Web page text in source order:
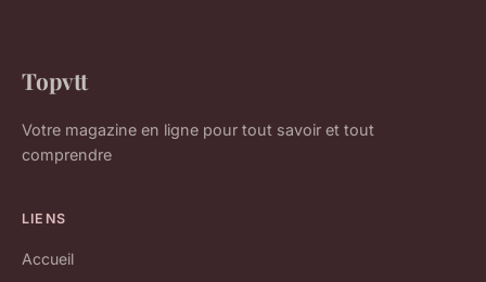
Topvtt
Votre magazine en ligne pour tout savoir et tout
comprendre
LIENS
Accueil